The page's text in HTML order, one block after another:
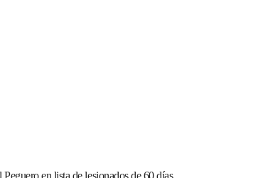
en lista de lesionados de 60 días